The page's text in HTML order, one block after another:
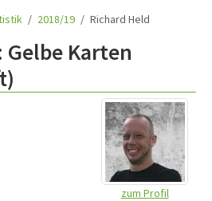
2018/19 Richard Held
Gelbe Karten
zum Profil